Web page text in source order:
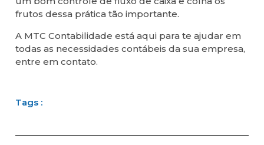
frutos dessa prática tão importante.
A MTC Contabilidade está aqui para te ajudar em
todas as necessidades contábeis da sua empresa,
entre em contato.
Tags :